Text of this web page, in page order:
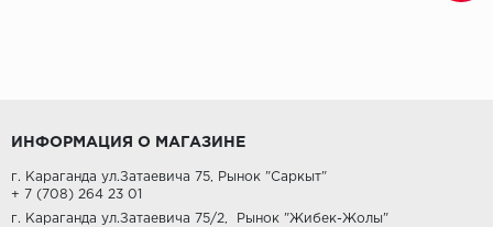
ИНФОРМАЦИЯ О МАГАЗИНЕ
г. Караганда ул.Затаевича 75, Рынок "Саркыт"
+ 7 (708) 264 23 01
г. Караганда ул.Затаевича 75/2,
Рынок "Жибек-Жолы"